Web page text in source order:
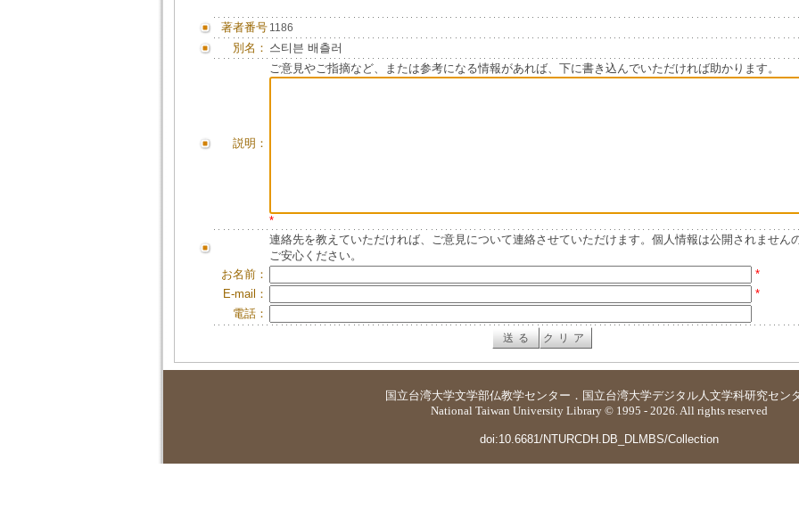
著者番号 1186
別名： 스티븐 배츨러
説明：
ご意見やご指摘など、または参考になる情報があれば、下に書き込んでいただければ助かります。
*
連絡先を教えていただければ、ご意見について連絡させていただけます。個人情報は公開されません
ご安心ください。
お名前：
*
E-mail：
*
電話：
国立台湾大学文学部仏教学センター ． 国立台湾大学デジタル人文学科研究セン
National Taiwan University Library © 1995 - 2026. All rights reserved
doi:10.6681/NTURCDH.DB_DLMBS/Collection